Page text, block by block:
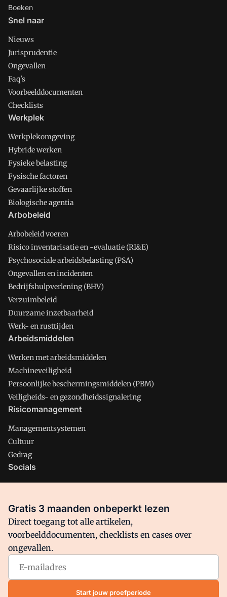
Boeken
Snel naar
Nieuws
Jurisprudentie
Ongevallen
Faq's
Voorbeelddocumenten
Checklists
Werkplek
Werkplekomgeving
Hybride werken
Fysieke belasting
Fysische factoren
Gevaarlijke stoffen
Biologische agentia
Arbobeleid
Arbobeleid voeren
Risico inventarisatie en -evaluatie (RI&E)
Psychosociale arbeidsbelasting (PSA)
Ongevallen en incidenten
Bedrijfshulpverlening (BHV)
Verzuimbeleid
Duurzame inzetbaarheid
Werk- en rusttijden
Arbeidsmiddelen
Werken met arbeidsmiddelen
Machineveiligheid
Persoonlijke beschermingsmiddelen (PBM)
Veiligheids- en gezondheidssignalering
Risicomanagement
Managementsystemen
Cultuur
Gedrag
Socials
Facebook
Arbo is onderdeel van VMN media. Lees inons manifestwaar
VMN media voor staat. Op gebruik van deze site zijn de
volgende regelingen van toepassing:Algemene Voorwaarden
Privacy en Cookie beleid|Privacy instellingen
Gratis 3 maanden onbeperkt lezen
Direct toegang tot alle artikelen,
voorbeelddocumenten, checklists en cases over
ongevallen.
Start jouw proefperiode